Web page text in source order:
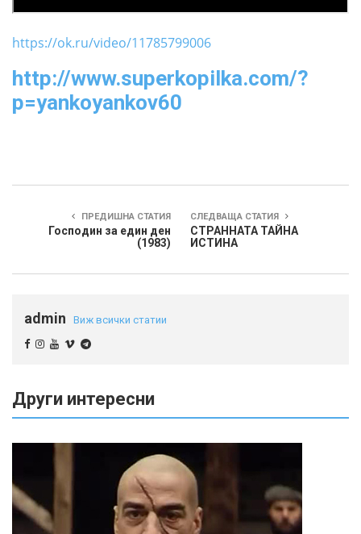
https://ok.ru/video/11785799006
http://www.superkopilka.com/?
p=yankoyankov60
ПРЕДИШНА СТАТИЯ
Господин за един ден
(1983)
СЛЕДВАЩА СТАТИЯ
СТРАННАТА ТАЙНА
ИСТИНА
admin Виж всички статии
Други интересни